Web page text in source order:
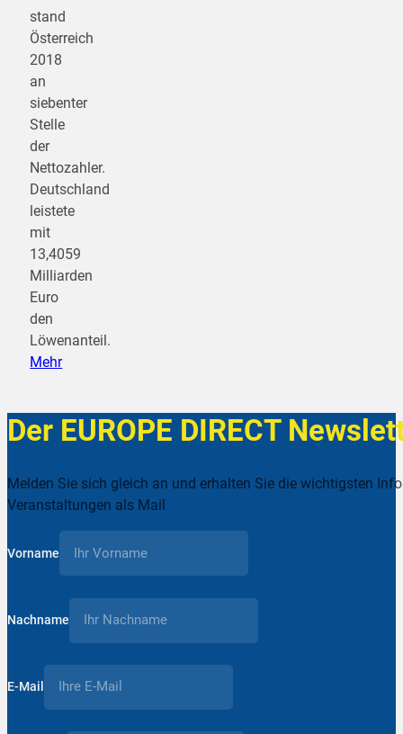
stand
Österreich
2018
an
siebenter
Stelle
der
Nettozahler.
Deutschland
leistete
mit
13,4059
Milliarden
Euro
den
Löwenanteil.
Mehr
Der EUROPE DIRECT
Melden Sie sich gleich an und erhalten Sie die wichtigsten
Veranstaltungen als Mail
Vorname
Nachname
E-Mail